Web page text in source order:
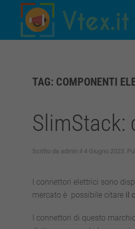
Skip to main content
TAG: COMPONENTI
Scritto da admin il 4 Giugno 2023.
I connettori elettrici sono
mercato è possibile citare il
I connettori di questo